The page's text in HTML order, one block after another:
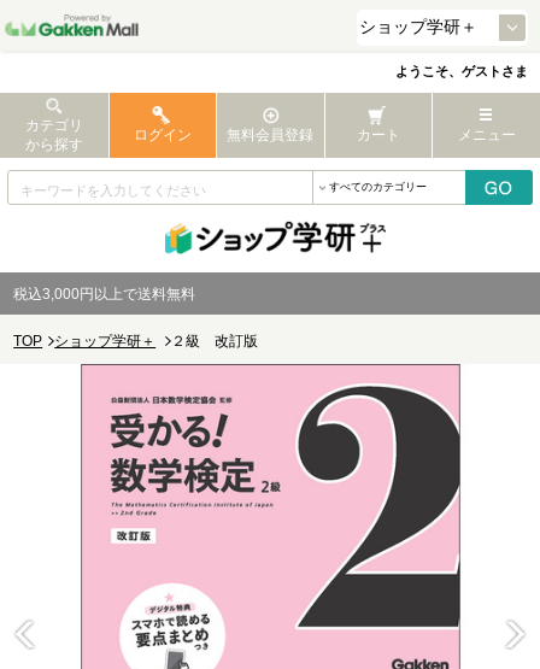
ようこそ、ゲストさま
カテゴリ
から探す
ログイン 無料会員登録 カート メニュー
税込3,000円以上で送料無料
TOP ショップ学研＋ ２級 改訂版